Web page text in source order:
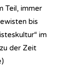
Teil, immer
bis
im
der Zeit